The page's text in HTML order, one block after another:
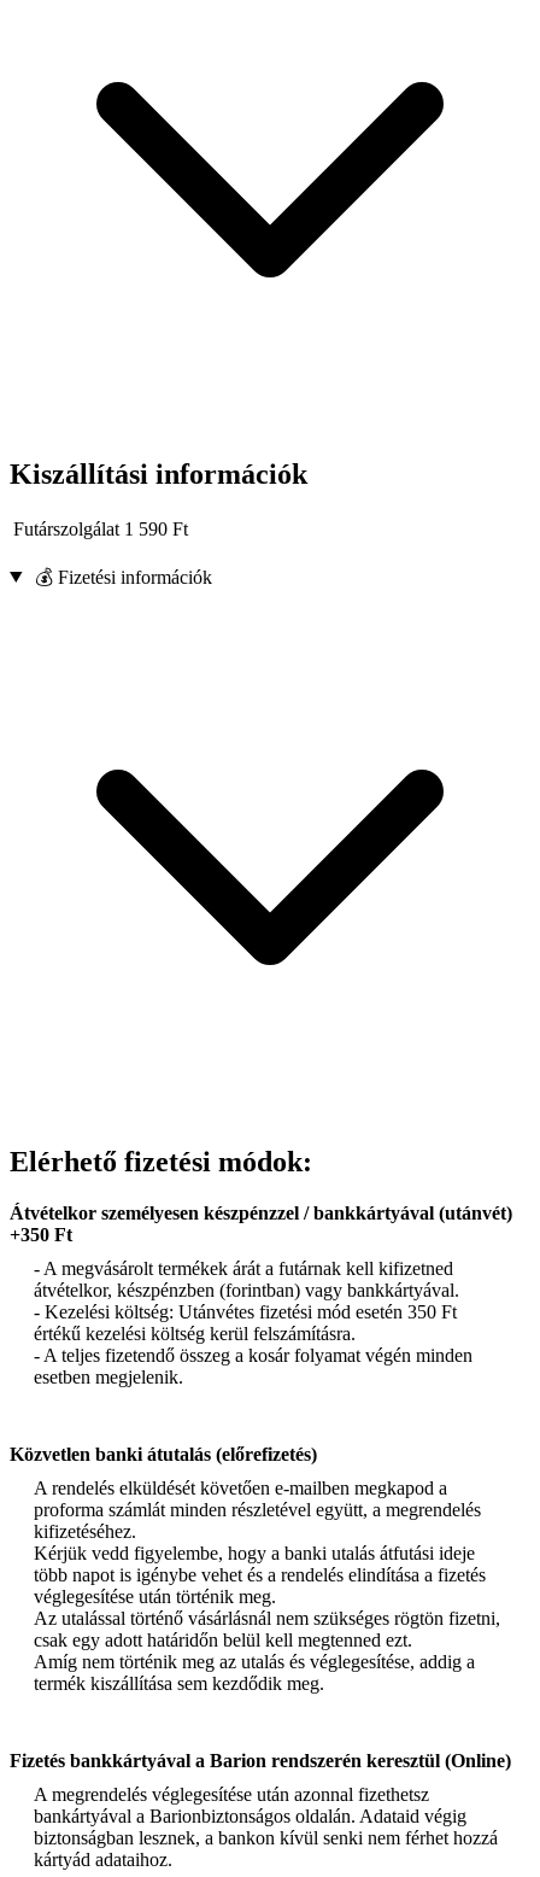
Kiszállítási információk
Futárszolgálat 1 590 Ft
💰 Fizetési információk
Elérhető fizetési módok:
Átvételkor személyesen készpénzzel / bankkártyával (utánvét)
+350 Ft
- A megvásárolt termékek árát a futárnak kell kifizetned
átvételkor, készpénzben (forintban) vagy bankkártyával.
- Kezelési költség: Utánvétes fizetési mód esetén 350 Ft
értékű kezelési költség kerül felszámításra.
- A teljes fizetendő összeg a kosár folyamat végén minden
esetben megjelenik.
Közvetlen banki átutalás (előrefizetés)
A rendelés elküldését követően e-mailben megkapod a
proforma számlát minden részletével együtt, a megrendelés
kifizetéséhez.
Kérjük vedd figyelembe, hogy a banki utalás átfutási ideje
több napot is igénybe vehet és a rendelés elindítása a fizetés
véglegesítése után történik meg.
Az utalással történő vásárlásnál nem szükséges rögtön fizetni,
csak egy adott határidőn belül kell megtenned ezt.
Amíg nem történik meg az utalás és véglegesítése, addig a
termék kiszállítása sem kezdődik meg.
Fizetés bankkártyával a Barion rendszerén keresztül (Online)
A megrendelés véglegesítése után azonnal fizethetsz
bankártyával a Barionbiztonságos oldalán. Adataid végig
biztonságban lesznek, a bankon kívül senki nem férhet hozzá
kártyád adataihoz.